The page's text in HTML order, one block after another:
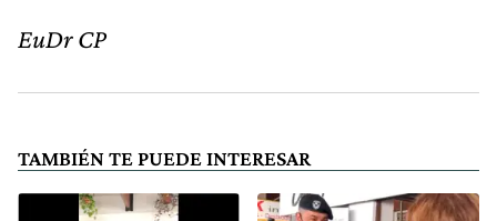
EuDr CP
TAMBIÉN TE PUEDE INTERESAR